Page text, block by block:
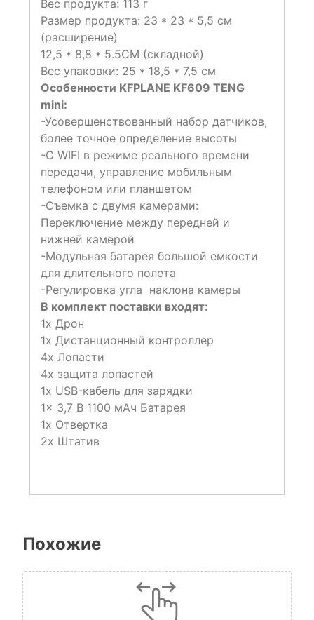
Вес продукта: 113 г
Размер продукта: 23 * 23 * 5,5 см
(расширение)
12,5 * 8,8 * 5.5CM (складной)
Вес упаковки: 25 * 18,5 * 7,5 см
Особенности KFPLANE KF609 TENG
mini:
-Усовершенствованный набор датчиков,
более точное определение высоты
-С WIFI в режиме реального времени
передачи, управление мобильным
телефоном или планшетом
-Съемка с двумя камерами:
Переключение между передней и
нижней камерой
-Модульная батарея большой емкости
для длительного полета
-Регулировка угла наклона камеры
В комплект поставки входят:
1x Дрон
1x Дистанционный контроллер
4x Лопасти
4x защита лопастей
1x USB-кабель для зарядки
1x 3,7 В 1100 мАч Батарея
1x Отвертка
2x Штатив
Похожие